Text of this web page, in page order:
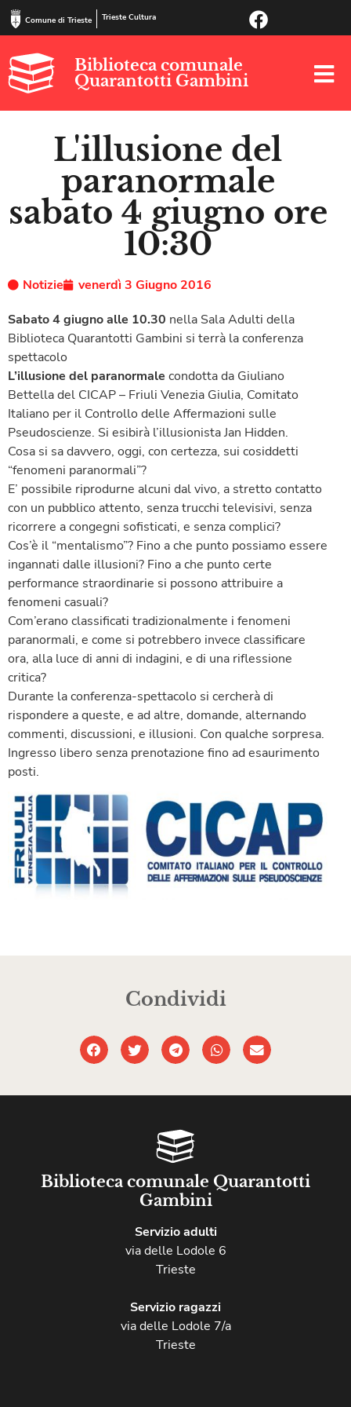
Comune di Trieste Trieste Cultura
Biblioteca comunale
Quarantotti Gambini
L'illusione del
paranormale
sabato 4 giugno ore
10:30
Notizie
venerdì 3 Giugno 2016
Sabato 4 giugno alle 10.30 nella Sala Adulti della
Biblioteca Quarantotti Gambini si terrà la conferenza
spettacolo
L’illusione del paranormale condotta da Giuliano
Bettella del CICAP – Friuli Venezia Giulia, Comitato
Italiano per il Controllo delle Affermazioni sulle
Pseudoscienze. Si esibirà l’illusionista Jan Hidden.
Cosa si sa davvero, oggi, con certezza, sui cosiddetti
“fenomeni paranormali”?
E’ possibile riprodurne alcuni dal vivo, a stretto contatto
con un pubblico attento, senza trucchi televisivi, senza
ricorrere a congegni sofisticati, e senza complici?
Cos’è il “mentalismo”? Fino a che punto possiamo essere
ingannati dalle illusioni? Fino a che punto certe
performance straordinarie si possono attribuire a
fenomeni casuali?
Com’erano classificati tradizionalmente i fenomeni
paranormali, e come si potrebbero invece classificare
ora, alla luce di anni di indagini, e di una riflessione
critica?
Durante la conferenza-spettacolo si cercherà di
rispondere a queste, e ad altre, domande, alternando
commenti, discussioni, e illusioni. Con qualche sorpresa.
Ingresso libero senza prenotazione fino ad esaurimento
posti.
Condividi
Biblioteca comunale Quarantotti
Gambini
Servizio adulti
via delle Lodole 6
Trieste
Servizio ragazzi
via delle Lodole 7/a
Trieste